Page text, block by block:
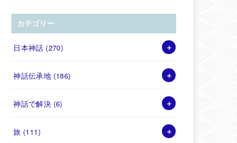
カテゴリー
日本神話 (270)
神話伝承地 (186)
神話で解決 (6)
旅 (111)